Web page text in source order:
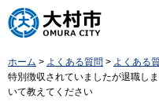
大村市
ホーム > よくある質問 > よくある
特別徴収されていましたが退職し
いて教えてください